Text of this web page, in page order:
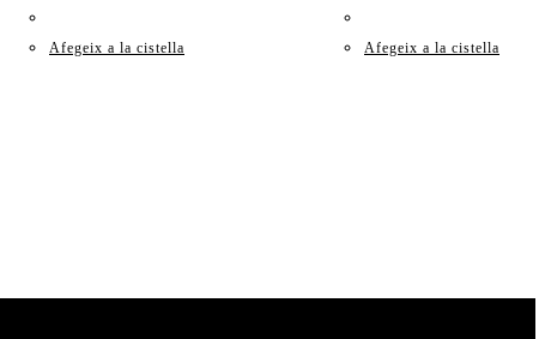
Afegeix a la cistella Afegeix a la cistella